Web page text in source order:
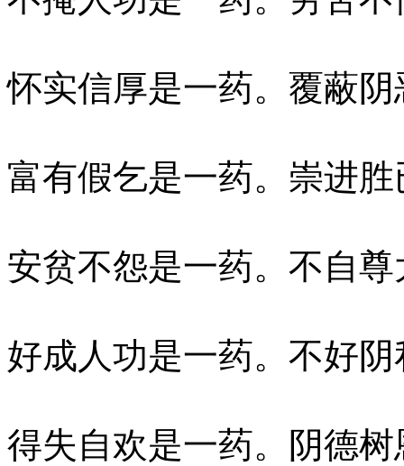
怀实信厚是一药。覆蔽
富有假乞是一药。崇进
安贫不怨是一药。不自
好成人功是一药。不好
得失自欢是一药。阴德